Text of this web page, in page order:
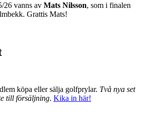
26 vanns av Mats Nilsson, som i finalen
Grattis Mats!
köpa eller sälja golfprylar. Två nya set
till försäljning. Kika in här!